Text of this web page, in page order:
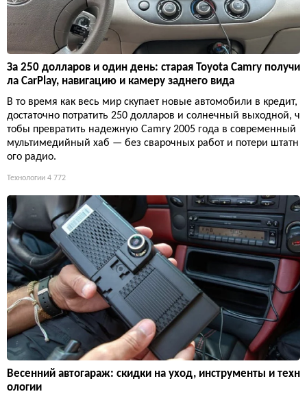
За 250 долларов и один день: старая Toyota Camry получи
ла CarPlay, навигацию и камеру заднего вида
В то время как весь мир скупает новые автомобили в кредит,
достаточно потратить 250 долларов и солнечный выходной, ч
тобы превратить надежную Camry 2005 года в современный
мультимедийный хаб — без сварочных работ и потери штатн
ого радио.
Технологии 4 772
Весенний автогараж: скидки на уход, инструменты и техн
ологии